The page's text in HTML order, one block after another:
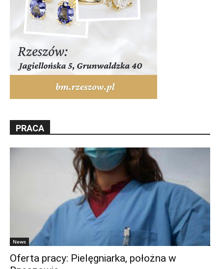
PRACA
News
Oferta pracy: Pielęgniarka, położna w